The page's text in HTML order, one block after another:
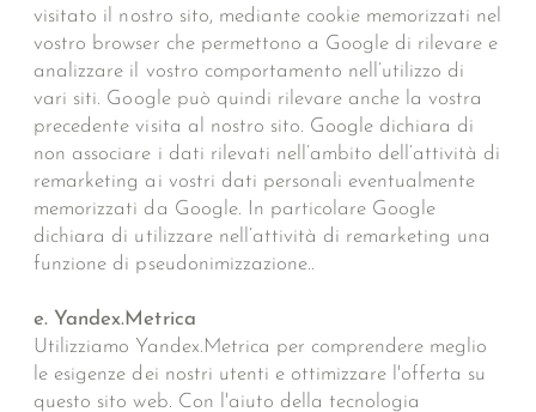
visitato il nostro sito, mediante cookie memorizzati nel
vostro browser che permettono a Google di rilevare e
analizzare il vostro comportamento nell’utilizzo di
vari siti. Google può quindi rilevare anche la vostra
precedente visita al nostro sito. Google dichiara di
non associare i dati rilevati nell’ambito dell’attività di
remarketing ai vostri dati personali eventualmente
memorizzati da Google. In particolare Google
dichiara di utilizzare nell’attività di remarketing una
funzione di pseudonimizzazione..
e. Yandex.Metrica
Utilizziamo Yandex.Metrica per comprendere meglio
le esigenze dei nostri utenti e ottimizzare l'offerta su
questo sito web. Con l'aiuto della tecnologia